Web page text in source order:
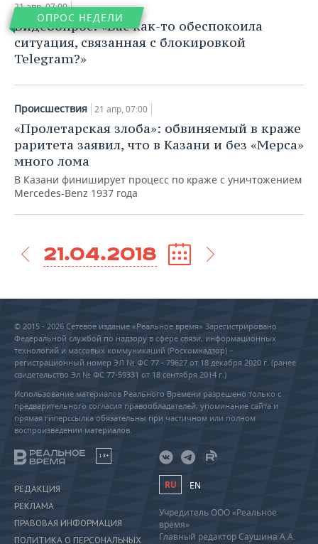
ОПРОС НЕДЕЛИ
21 апр, 07:00
Видеоопрос: «Вас как-то обеспокоила
ситуация, связанная с блокировкой
Telegram?»
Происшествия 21 апр, 07:00
«Пролетарская злоба»: обвиняемый в краже
раритета заявил, что в Казани и без «Мерса»
много лома
В Казани финиширует процесс по краже с уничтожением
Mercedes-Benz 1937 года
Общество
«Их нравы»: как кровавый османский
султан воевал, объявил сухой закон
— и надорвался
21.04.2018
© 2015 - 2026 Сетевое издание «Реальное время» Зарегистрировано
Федеральной службой по надзору в сфере связи, информационных
технологий и массовых коммуникаций (Роскомнадзор) –
регистрационный номер ЭЛ № ФС 77 - 79627 от 18 декабря 2020 г. (ранее
свидетельство Эл № ФС 77-59331 от 18 сентября 2014 г.)
Использование материалов Реального Времени разрешено только с
предварительного согласия правообладателей, упоминание сайта и
прямая гиперссылка обязательны при частичном или полном
воспроизведении материалов.
18+
РЕДАКЦИЯ
РЕКЛАМА
ПРАВОВАЯ ИНФОРМАЦИЯ
ПОЛИТИКА О ПЕРСОНАЛЬНЫХ
RU EN
Учредитель ООО «Реальное
время»
Главный редактор Саушина А.А.